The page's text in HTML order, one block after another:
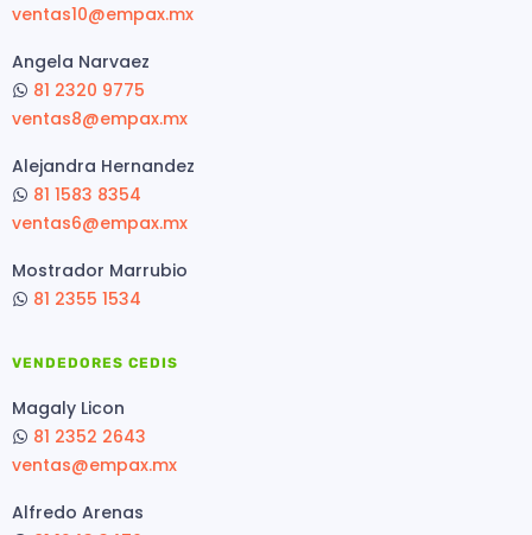
ventas10@empax.mx
Angela Narvaez
81 2320 9775
ventas8@empax.mx
Alejandra Hernandez
81 1583 8354
ventas6@empax.mx
Mostrador Marrubio
81 2355 1534
VENDEDORES CEDIS
Magaly Licon
81 2352 2643
ventas@empax.mx
Alfredo Arenas